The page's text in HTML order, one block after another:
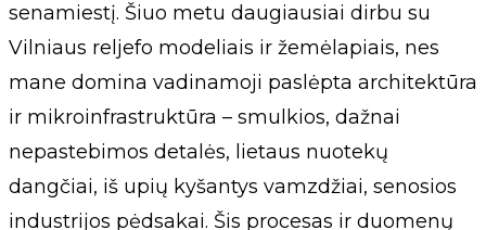
senamiestį. Šiuo metu daugiausiai dirbu su
Vilniaus reljefo modeliais ir žemėlapiais, nes
mane domina vadinamoji paslėpta architektūra
ir mikroinfrastruktūra – smulkios, dažnai
nepastebimos detalės, lietaus nuotekų
dangčiai, iš upių kyšantys vamzdžiai, senosios
industrijos pėdsakai. Šis procesas ir duomenų